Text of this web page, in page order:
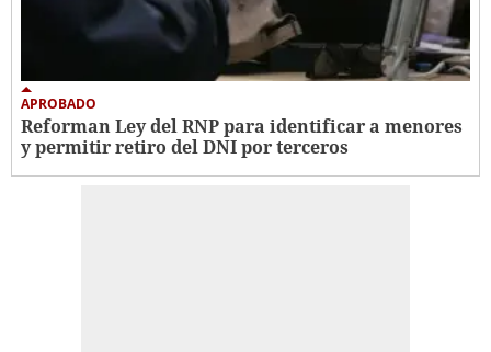
APROBADO
Reforman Ley del RNP para identificar a menores
y permitir retiro del DNI por terceros